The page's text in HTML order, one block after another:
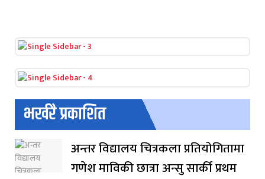
भर्खरै प्रकाशित
अन्तर विद्यालय चित्रकला प्रतियोगितामा
गणेश माविकी छात्रा अन्सु सार्की प्रथम